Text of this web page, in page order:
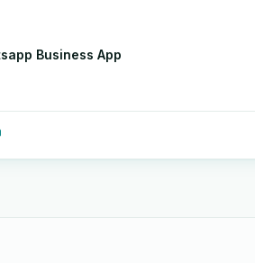
Business App